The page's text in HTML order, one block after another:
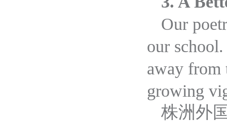
Our
our
away from
growing
株洲外